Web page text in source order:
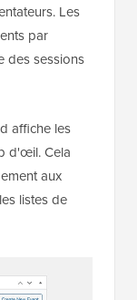
Les
par
des sessions
affiche les
d'œil. Cela
aux
listes de